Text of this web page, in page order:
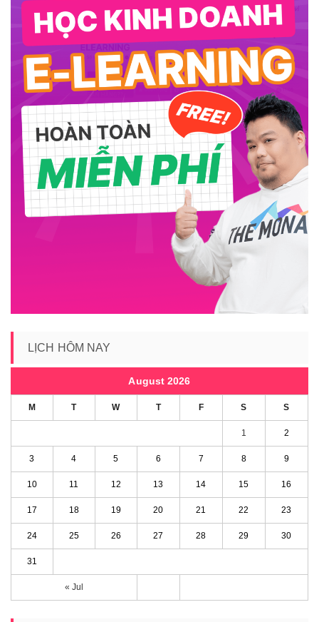
LỊCH HÔM NAY
August 2026
M T W T F S S
« Jul
1 2
3 4 5 6 7 8 9
10 11 12 13 14 15 16
17 18 19 20 21 22 23
24 25 26 27 28 29 30
31